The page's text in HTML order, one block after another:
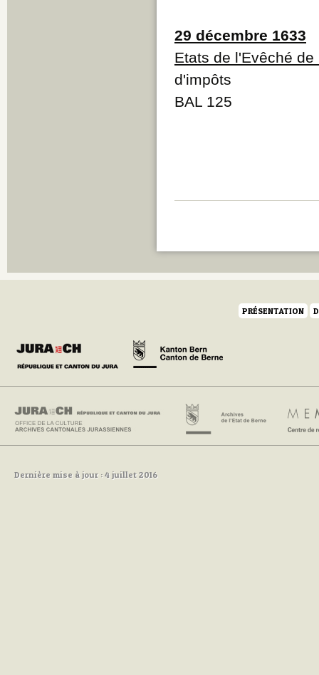
29 décembre 1633
Etats de l'Evêché de
d'impôts
BAL 125
PRÉSENTATION
Dernière mise à jour : 4 juillet 2016